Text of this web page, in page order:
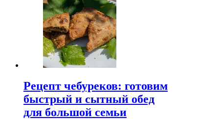
Рецепт чебуреков: готовим
быстрый и сытный обед
для большой семьи